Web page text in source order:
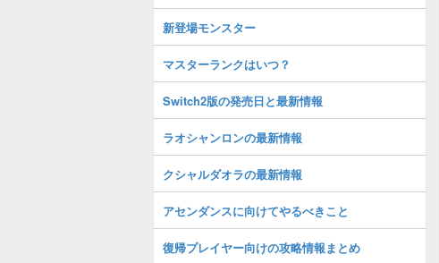
新登場モンスター
マスターランクはいつ？
Switch2版の発売日と最新情報
ラオシャンロンの最新情報
クシャルダオラの最新情報
アセンダンスに向けてやるべきこと
復帰プレイヤー向けの攻略情報まとめ